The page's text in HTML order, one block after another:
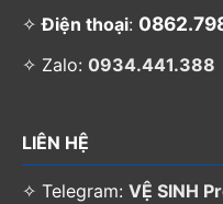
✧Điện thoại:
✧ Zalo: 0934.441.388
LIÊN HỆ
✧ Telegram: VỆ SINH